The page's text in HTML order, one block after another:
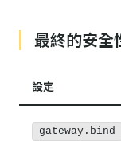
最終的安全
設定
gateway.bind